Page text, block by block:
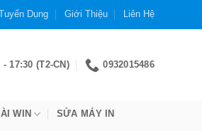
Dụng Giới Thiệu Liên Hệ
- 17:30 (T2-CN) 0932015486
WIN SỬA MÁY IN